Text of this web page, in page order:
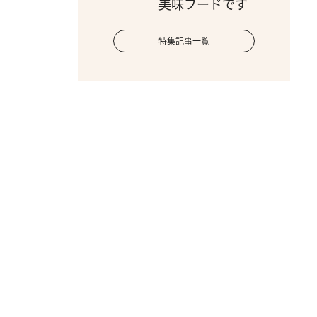
美味フードです
特集記事一覧